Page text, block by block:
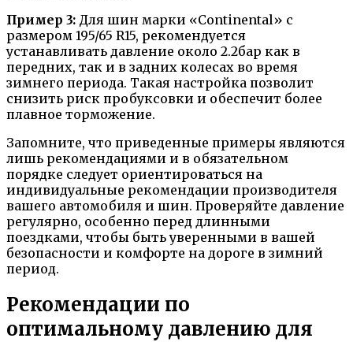
Пример 3: Для шин марки «Continental» с
размером 195/65 R15, рекомендуется
устанавливать давление около 2.2бар как в
передних, так и в задних колесах во время
зимнего периода. Такая настройка позволит
снизить риск пробуксовки и обеспечит более
плавное торможение.
Запомните, что приведенные примеры являются
лишь рекомендациями и в обязательном
порядке следует ориентироваться на
индивидуальные рекомендации производителя
вашего автомобиля и шин. Проверяйте давление
регулярно, особенно перед длинными
поездками, чтобы быть уверенными в вашей
безопасности и комфорте на дороге в зимний
период.
Рекомендации по
оптимальному давлению для